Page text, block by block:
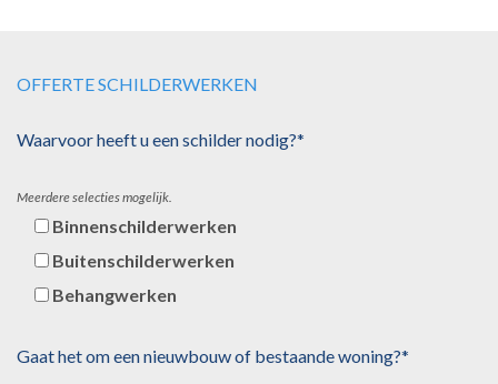
OFFERTE SCHILDERWERKEN
Waarvoor heeft u een schilder nodig?*
Meerdere selecties mogelijk.
Binnenschilderwerken
Buitenschilderwerken
Behangwerken
Gaat het om een nieuwbouw of bestaande woning?*